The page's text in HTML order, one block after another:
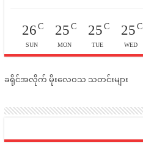
26 C
SUN
25 C
MON
25 C
TUE
25 C
WED
ခရိုင်အလိုက် မိုးလေဝသ သတင်းများ